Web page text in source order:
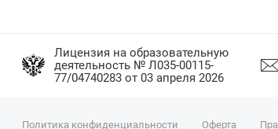
Лицензия на образовательную
деятельность № Л035-00115-
77/04740283 от 03 апреля 2026
Политика конфиденциальности Оферта